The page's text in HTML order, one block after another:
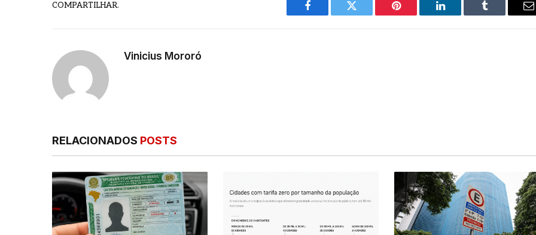
COMPARTILHAR.
Facebook Twitter Pinterest LinkedIn Tumblr
Vinicius Mororó
RELACIONADOS POSTS